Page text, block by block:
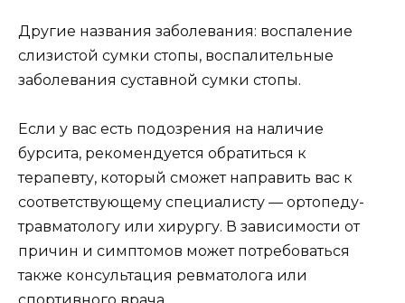
Другие названия заболевания: воспаление
слизистой сумки стопы, воспалительные
заболевания суставной сумки стопы.
Если у вас есть подозрения на наличие
бурсита, рекомендуется обратиться к
терапевту, который сможет направить вас к
соответствующему специалисту — ортопеду-
травматологу или хирургу. В зависимости от
причин и симптомов может потребоваться
также консультация ревматолога или